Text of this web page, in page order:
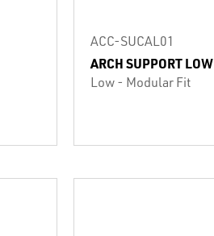
ACC-SUCAL01
ARCH SUPPORT LOW
Low - Modular Fit